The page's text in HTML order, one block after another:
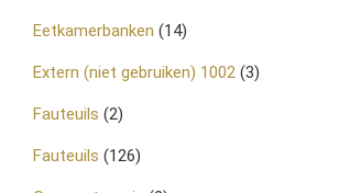
Eetkamerbanken (14)
Extern (niet gebruiken) 1002 (3)
Fauteuils (2)
Fauteuils (126)